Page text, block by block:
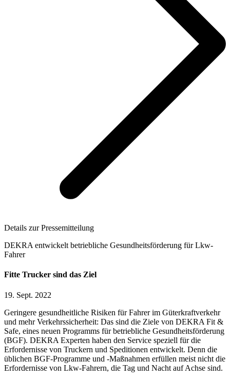
Details zur Pressemitteilung
DEKRA entwickelt betriebliche Gesundheitsförderung für Lkw-
Fahrer
Fitte Trucker sind das Ziel
19. Sept. 2022
Geringere gesundheitliche Risiken für Fahrer im Güterkraftverkehr
und mehr Verkehrssicherheit: Das sind die Ziele von DEKRA Fit &
Safe, eines neuen Programms für betriebliche Gesundheitsförderung
(BGF). DEKRA Experten haben den Service speziell für die
Erfordernisse von Truckern und Speditionen entwickelt. Denn die
üblichen BGF-Programme und -Maßnahmen erfüllen meist nicht die
Erfordernisse von Lkw-Fahrern, die Tag und Nacht auf Achse sind.